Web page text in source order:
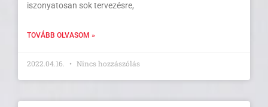
iszonyatosan sok tervezésre,
TOVÁBB OLVASOM »
2022.04.16. Nincs hozzászólás